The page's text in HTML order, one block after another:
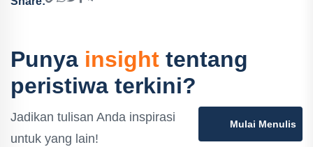
Punya insight tentang
peristiwa terkini?
Jadikan tulisan Anda inspirasi
untuk yang lain!
Mulai Menulis